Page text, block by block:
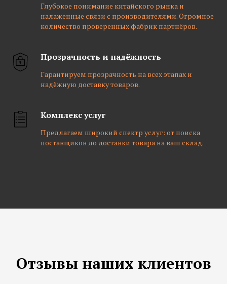
Глубокое понимание китайского рынка и
налаженные связи с производителями. Огромное
количество проверенных фабрик партнёров.
Прозрачность и надёжность
Гарантируем прозрачность на всех этапах и
надёжную доставку товаров.
Комплекс услуг
Предлагаем широкий спектр услуг: от поиска
поставщиков до доставки товара на ваш склад.
Отзывы наших клиентов